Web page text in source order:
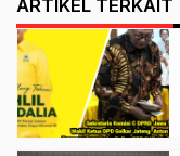
ARTIKEL TERKAIT